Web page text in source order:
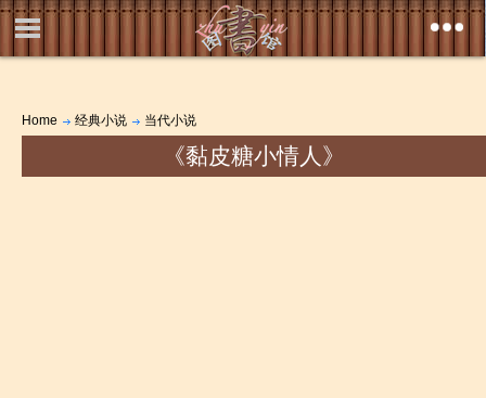
Home 经典小说 当代小说
《黏皮糖小情人》